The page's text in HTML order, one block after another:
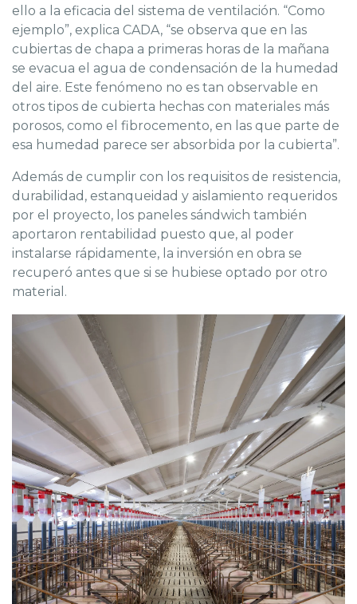
ello a la eficacia del sistema de ventilación. “Como
ejemplo”, explica CADA, “se observa que en las
cubiertas de chapa a primeras horas de la mañana
se evacua el agua de condensación de la humedad
del aire. Este fenómeno no es tan observable en
otros tipos de cubierta hechas con materiales más
porosos, como el fibrocemento, en las que parte de
esa humedad parece ser absorbida por la cubierta”.
Además de cumplir con los requisitos de resistencia,
durabilidad, estanqueidad y aislamiento requeridos
por el proyecto, los paneles sándwich también
aportaron rentabilidad puesto que, al poder
instalarse rápidamente, la inversión en obra se
recuperó antes que si se hubiese optado por otro
material.